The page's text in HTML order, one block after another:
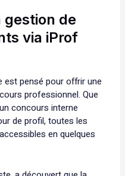
gestion de
via iProf
est pensé pour offrir une
professionnel. Que
concours interne
de profil, toutes les
en quelques